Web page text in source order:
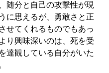
随分と自己の攻撃性が現
に思えるが、勇敢さと正
せてくれるものでもあっ
り興味深いのは、死を受
達観している自分がいた